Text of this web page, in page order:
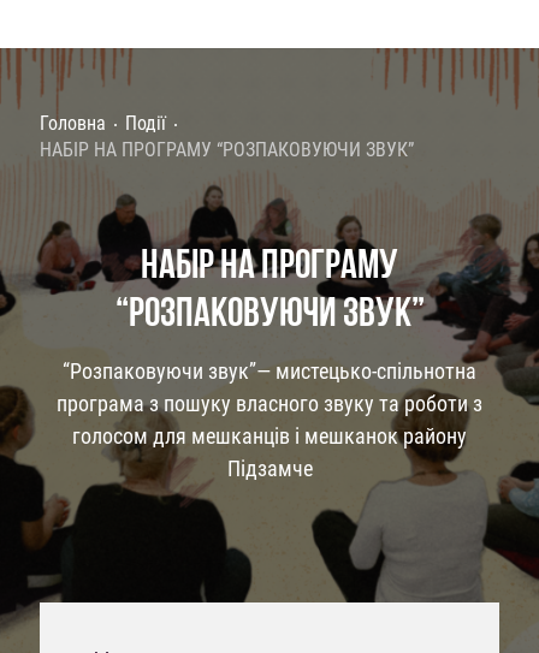
Головна
Події
НАБІР НА ПРОГРАМУ “РОЗПАКОВУЮЧИ ЗВУК”
НАБІР НА ПРОГРАМУ
“РОЗПАКОВУЮЧИ ЗВУК”
“Розпаковуючи звук”— мистецько-спільнотна
програма з пошуку власного звуку та роботи з
голосом для мешканців і мешканок району
Підзамче